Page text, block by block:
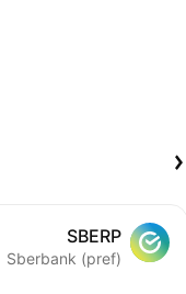
SBERP
Sberbank (pref)